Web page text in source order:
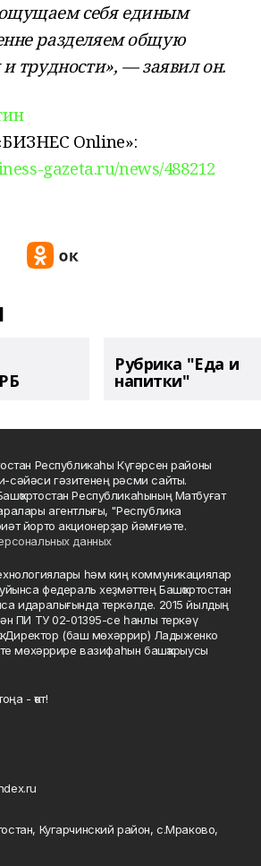
себя единым
разделяем общую
трудности», — заявил он.
Online»:
gazeta.ru/news/488212
Рубрика "Еда и
напитки"
Республикаһы Күгәрсен районы
гәзитенең рәсми сайты.
Республикаһының Матбуғат
агентлығы, "Республика
йорто акционерҙар йәмғиәте.
данных
һәм киң коммуникациялар
федераль хеҙмәттең Башҡортостан
идаралығында теркәлде. 2015 йылдың
ПИ ТУ 02-01395-се һанлы теркәү
Директор (баш мөхәррир) Ладыженко
мөхәррире вазифаһын башҡарыусы
- ҡот!
Кугарчинский район, с.Мраково,